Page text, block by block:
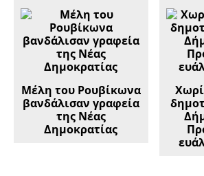
Μέλη του Ρουβίκωνα
βανδάλισαν γραφεία
της Νέας
Δημοκρατίας